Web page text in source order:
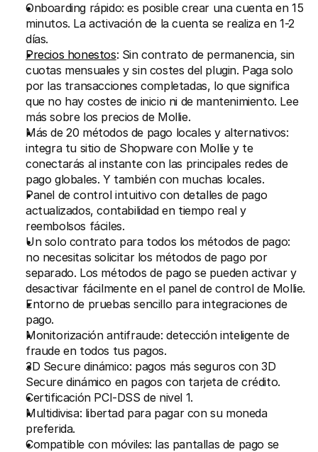
Onboarding rápido: es posible crear una cuenta en 15
minutos. La activación de la cuenta se realiza en 1-2
días.
Precios honestos: Sin contrato de permanencia, sin
cuotas mensuales y sin costes del plugin. Paga solo
por las transacciones completadas, lo que significa
que no hay costes de inicio ni de mantenimiento. Lee
más sobre los precios de Mollie.
Más de 20 métodos de pago locales y alternativos:
integra tu sitio de Shopware con Mollie y te
conectarás al instante con las principales redes de
pago globales. Y también con muchas locales.
Panel de control intuitivo con detalles de pago
actualizados, contabilidad en tiempo real y
reembolsos fáciles.
Un solo contrato para todos los métodos de pago:
no necesitas solicitar los métodos de pago por
separado. Los métodos de pago se pueden activar y
desactivar fácilmente en el panel de control de Mollie.
Entorno de pruebas sencillo para integraciones de
pago.
Monitorización antifraude: detección inteligente de
fraude en todos tus pagos.
3D Secure dinámico: pagos más seguros con 3D
Secure dinámico en pagos con tarjeta de crédito.
Certificación PCI-DSS de nivel 1.
Multidivisa: libertad para pagar con su moneda
preferida.
Compatible con móviles: las pantallas de pago se